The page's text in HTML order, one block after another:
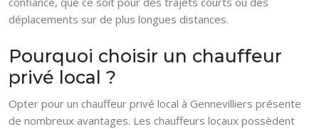
déplacements sur de plus longues distances.
Pourquoi choisir un chauffeur
privé local ?
Opter pour un chauffeur privé local à Gennevilliers présente
de nombreux avantages. Les chauffeurs locaux possèdent